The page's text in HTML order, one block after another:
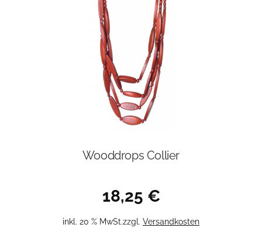
Wooddrops Collier
18,25 €
inkl. 20 % MwSt.zzgl. Versandkosten